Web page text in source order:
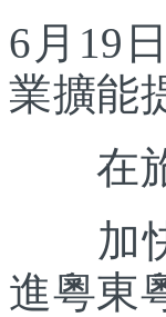
6月19
業擴能
在旅
加快
進粵東